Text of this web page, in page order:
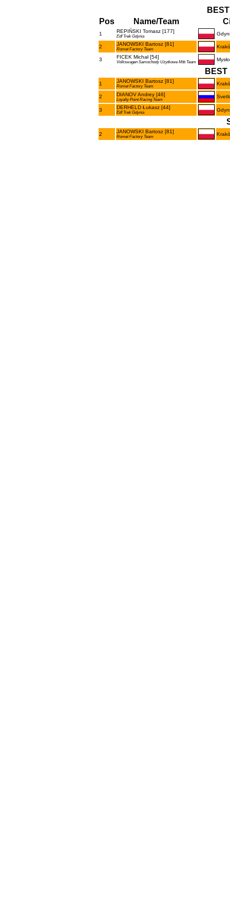
Pos
Name/Team
1 REPIŃSKI Tomasz [177]
Edf Trek Gdynia
2 JANOWSKI Bartosz [81]
Romet Factory Team
3 FICEK Michał [54]
Volkswagen Samochody Użytkowe Mtb Team
BEST
1 JANOWSKI Bartosz [81]
Romet Factory Team
2 DIANOV Andrey [46]
Loyalty Point Racing Team
3 DERHELD Łukasz [44]
Edf Trek Gdynia
2 JANOWSKI Bartosz [81]
Romet Factory Team